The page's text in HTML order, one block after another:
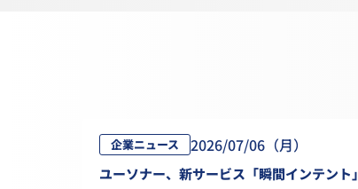
企業ニュース 2026/07/06（月）
ユーソナー、新サービス「瞬間インテン